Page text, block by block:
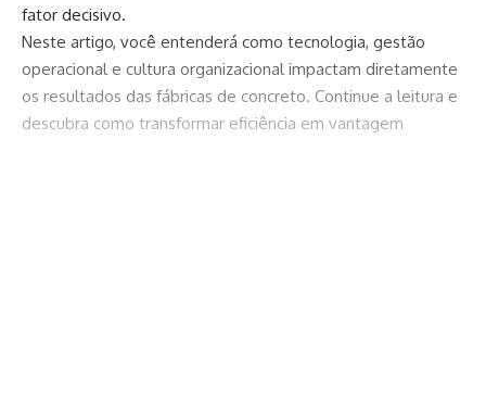
fator decisivo.
Neste artigo, você entenderá como tecnologia, gestão
operacional e cultura organizacional impactam diretamente
os resultados das fábricas de concreto. Continue a leitura e
descubra como transformar eficiência em vantagem